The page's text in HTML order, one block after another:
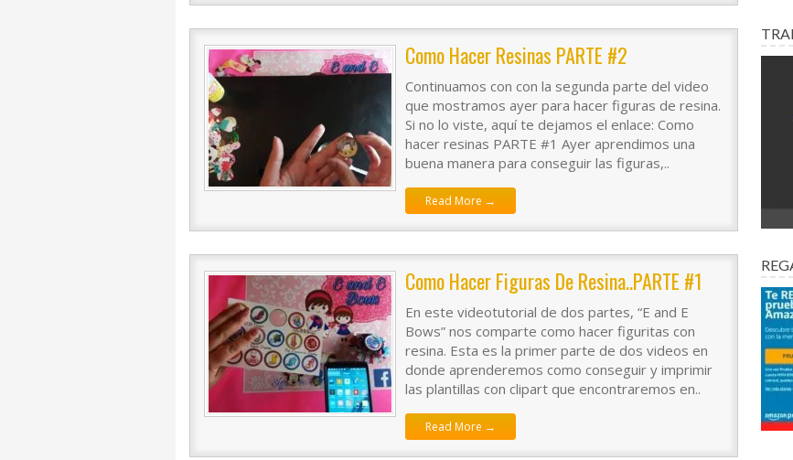
Como Hacer Resinas PARTE #2
Continuamos con con la segunda parte del video
que mostramos ayer para hacer figuras de resina.
Si no lo viste, aquí te dejamos el enlace: Como
hacer resinas PARTE #1 Ayer aprendimos una
buena manera para conseguir las figuras,..
Read More →
Como Hacer Figuras De Resina..PARTE #1
En este videotutorial de dos partes, “E and E
Bows” nos comparte como hacer figuritas con
resina. Esta es la primer parte de dos videos en
donde aprenderemos como conseguir y imprimir
las plantillas con clipart que encontraremos en..
Read More →